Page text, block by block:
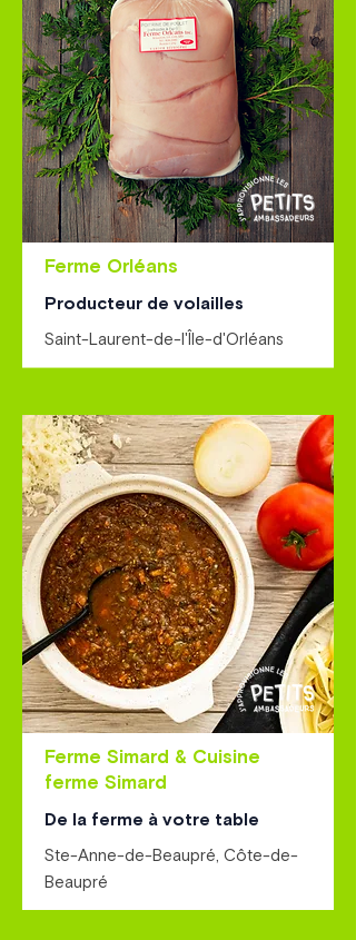
Ferme Orléans
Producteur de volailles
Saint-Laurent-de-l'Île-d'Orléans
Ferme Simard & Cuisine
ferme Simard
De la ferme à votre table
Ste-Anne-de-Beaupré, Côte-de-
Beaupré